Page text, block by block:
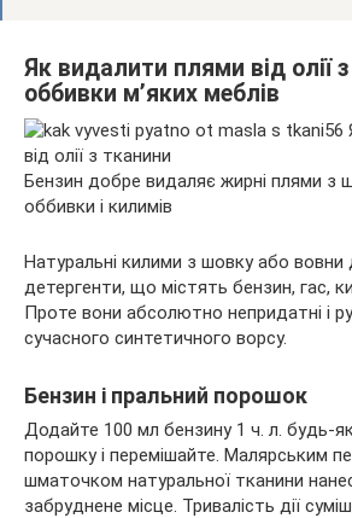
Як видалити плями від олії з
оббивки м’яких меблів
Бензин добре видаляє жирні плями з
оббивки і килимів
Натуральні килими з шовку або
детергенти, що містять бензин, гас,
Проте вони абсолютно непридатні і
сучасного синтетичного ворсу.
Бензин і пральний порошок
Додайте 100 мл бензину 1 ч. л. будь-
порошку і перемішайте. Малярським
шматочком натуральної тканини
забруднене місце. Тривалість дії